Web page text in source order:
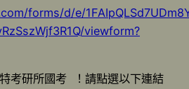
forms/d/e/
viewform?
考研所國考 ！請點選以下連結